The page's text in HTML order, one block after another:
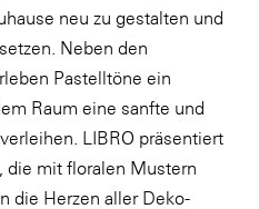
neu zu gestalten und
Neben den
Pastelltöne ein
Raum eine sanfte und
LIBRO präsentiert
die mit floralen Mustern
die Herzen aller Deko-